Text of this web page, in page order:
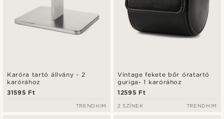
Karóra tartó állvány - 2
karórához
31595 Ft
TRENDHIM
Vintage fekete bőr óratartó
guriga- 1 karórához
12595 Ft
2 SZÍNEK TRENDHIM